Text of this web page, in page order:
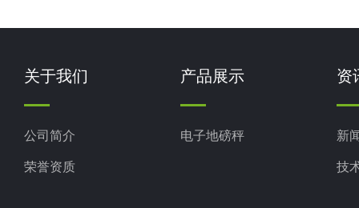
关于我们
公司简介
荣誉资质
产品展示
电子地磅秤
资
新
技